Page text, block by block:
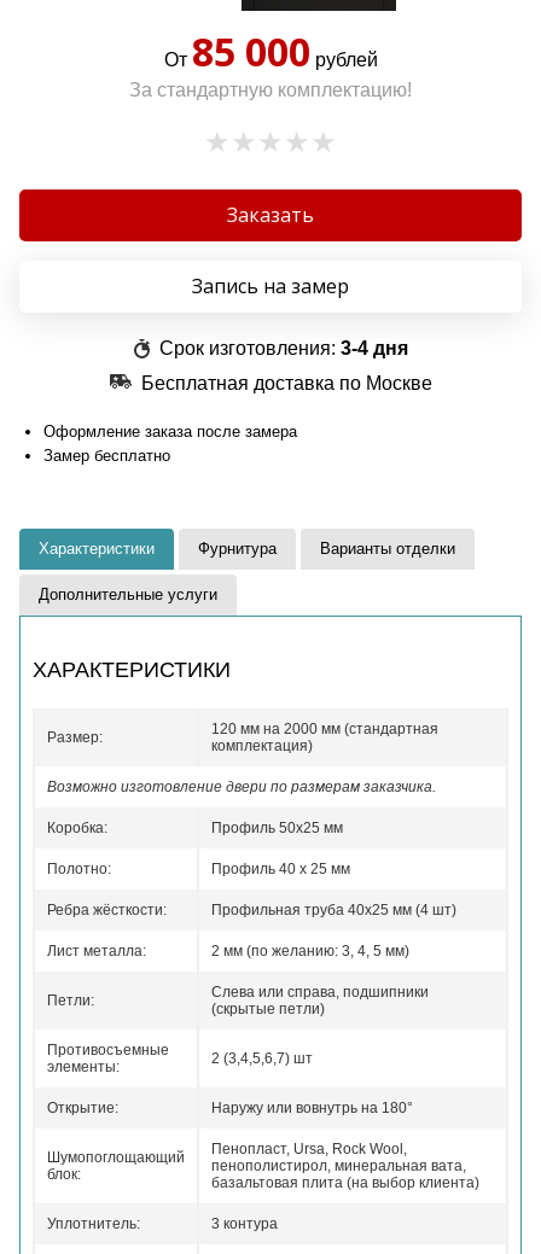
От 85 000 рублей
За стандартную комплектацию!
Заказать
Запись на замер
Срок изготовления: 3-4 дня
Бесплатная доставка по Москве
Оформление заказа после замера
Замер бесплатно
Характеристики Фурнитура Варианты отделки
Дополнительные услуги
ХАРАКТЕРИСТИКИ
Размер:
120 мм на 2000 мм (стандартная
комплектация)
Возможно изготовление двери по размерам заказчика.
Коробка: Профиль 50x25 мм
Полотно: Профиль 40 x 25 мм
Ребра жёсткости: Профильная труба 40х25 мм (4 шт)
Лист металла: 2 мм (по желанию: 3, 4, 5 мм)
Петли:
Слева или справа, подшипники
(скрытые петли)
Противосъемные
элементы:
2 (3,4,5,6,7) шт
Открытие: Наружу или вовнутрь на 180°
Шумопоглощающий
блок:
Пенопласт, Ursa, Rock Wool,
пенополистирол, минеральная вата,
базальтовая плита (на выбор клиента)
Уплотнитель: 3 контура